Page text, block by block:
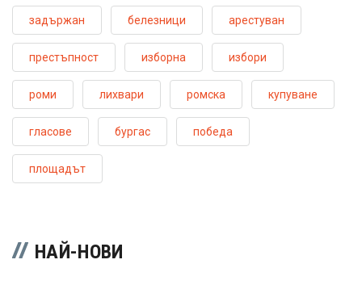
задържан белезници арестуван
престъпност изборна избори
роми лихвари ромска купуване
гласове бургас победа
площадът
НАЙ-НОВИ